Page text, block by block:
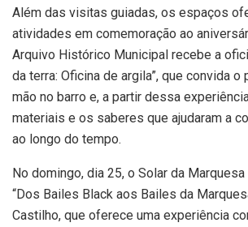
Além das visitas guiadas, os espaços
atividades em comemoração ao
Arquivo Histórico Municipal recebe a
da terra: Oficina de argila”, que convida o
mão no barro e, a partir dessa
materiais e os saberes que ajudaram a
ao longo do tempo.
No domingo, dia 25, o Solar da
“Dos Bailes Black aos Bailes da
Castilho, que oferece uma experiência